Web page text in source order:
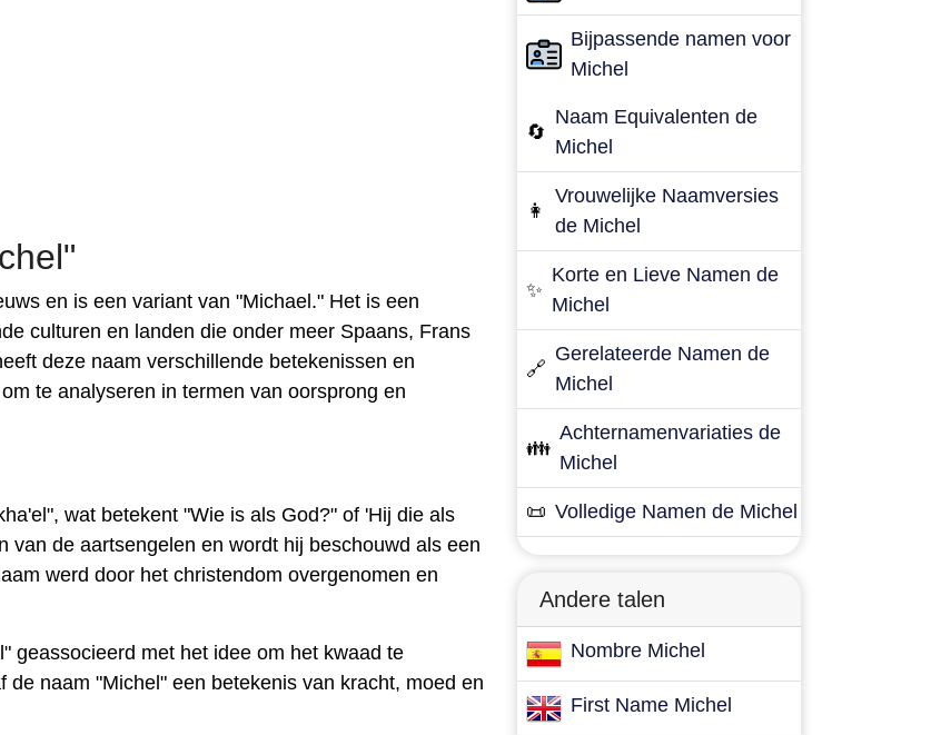
en is een variant van "Michael." Het is een
culturen en landen die onder meer Spaans, Frans
deze naam verschillende betekenissen en
te analyseren in termen van oorsprong en
wat betekent "Wie is als God?" of 'Hij die als
van de aartsengelen en wordt hij beschouwd als een
werd door het christendom overgenomen en
geassocieerd met het idee om het kwaad te
naam "Michel" een betekenis van kracht, moed en
Bijpassende namen voor
Michel
🔄
Naam Equivalenten de
Michel
👩
Vrouwelijke Naamversies
de Michel
✨
Korte en Lieve Namen de
Michel
🔗
Gerelateerde Namen de
Michel
👪
Achternamenvariaties de
Michel
📜 Volledige Namen de Michel
Andere talen
Nombre Michel
First Name Michel